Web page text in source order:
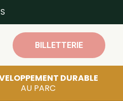
BILLETTERIE
DURABLE
AU PARC